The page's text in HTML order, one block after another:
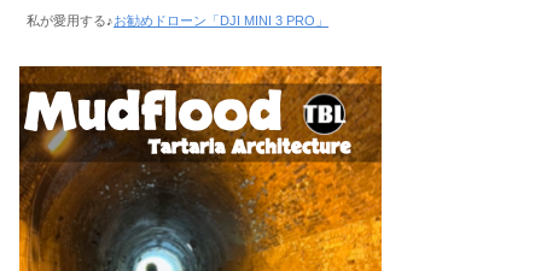
私が愛用する♪お勧めドローン「DJI MINI 3 PRO」